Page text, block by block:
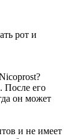
рот и
После его
он может
и не имеет